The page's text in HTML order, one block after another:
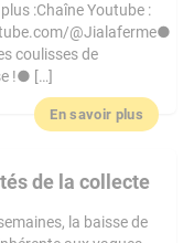
:Chaîne Youtube :
@Jialaferme●
coulisses de
!● […]
En savoir plus
de la collecte
la baisse de